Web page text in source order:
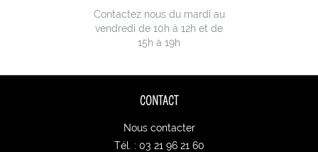
Contactez nous du mardi au
vendredi de 10h à 12h et de
15h à 19h
CONTACT
Nous contacter
Tél. : 03 21 96 21 60